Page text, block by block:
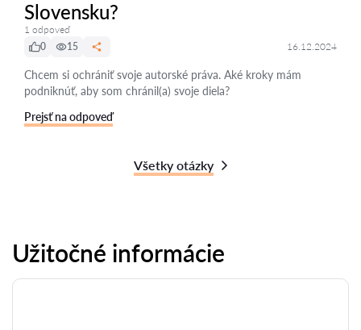
Slovensku?
1 odpoveď
0
15 16.12.2024
Chcem si ochrániť svoje autorské práva. Aké kroky mám
podniknúť, aby som chránil(a) svoje diela?
Prejsť na odpoveď
Všetky otázky
Užitočné informácie